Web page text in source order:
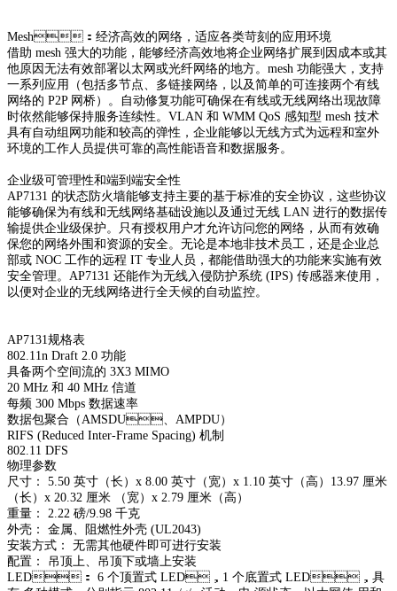
Mesh：经济高效的网络，适应各类苛刻的应用环境
借助 mesh 强大的功能，能够经济高效地将企业网络扩展到因成本或其
他原因无法有效部署以太网或光纤网络的地方。mesh 功能强大，支持
一系列应用（包括多节点、多链接网络，以及简单的可连接两个有线
网络的 P2P 网桥）。自动修复功能可确保在有线或无线网络出现故障
时依然能够保持服务连续性。VLAN 和 WMM QoS 感知型 mesh 技术
具有自动组网功能和较高的弹性，企业能够以无线方式为远程和室外
环境的工作人员提供可靠的高性能语音和数据服务。
企业级可管理性和端到端安全性
AP7131 的状态防火墙能够支持主要的基于标准的安全协议，这些协议
能够确保为有线和无线网络基础设施以及通过无线 LAN 进行的数据传
输提供企业级保护。只有授权用户才允许访问您的网络，从而有效确
保您的网络外围和资源的安全。无论是本地非技术员工，还是企业总
部或 NOC 工作的远程 IT 专业人员，都能借助强大的功能来实施有效
安全管理。AP7131 还能作为无线入侵防护系统 (IPS) 传感器来使用，
以便对企业的无线网络进行全天候的自动监控。
AP7131规格表
802.11n Draft 2.0 功能
具备两个空间流的 3X3 MIMO
20 MHz 和 40 MHz 信道
每频 300 Mbps 数据速率
数据包聚合（AMSDU、AMPDU）
RIFS (Reduced Inter-Frame Spacing) 机制
802.11 DFS
物理参数
尺寸： 5.50 英寸（长）x 8.00 英寸（宽）x 1.10 英寸（高）13.97 厘米
（长）x 20.32 厘米 （宽）x 2.79 厘米（高）
重量： 2.22 磅/9.98 千克
外壳： 金属、阻燃性外壳 (UL2043)
安装方式： 无需其他硬件即可进行安装
配置： 吊顶上、吊顶下或墙上安装
LED： 6 个顶置式 LED，1 个底置式 LED，具